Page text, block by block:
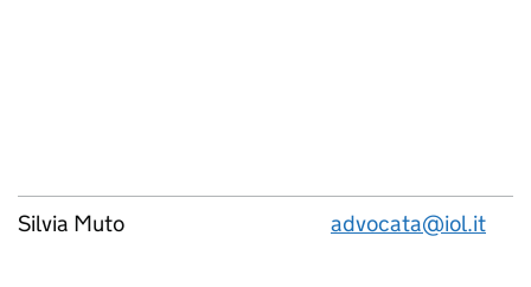
Silvia Muto advocata@iol.it